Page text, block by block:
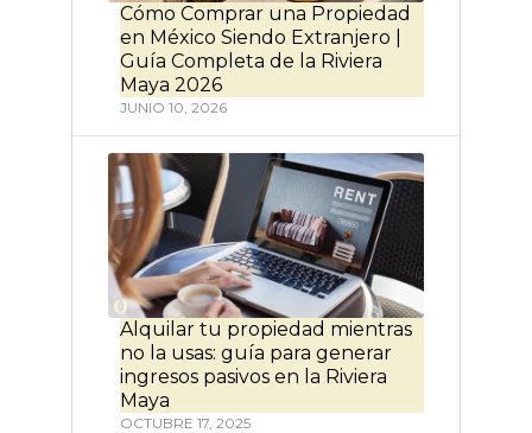
Cómo Comprar una Propiedad
en México Siendo Extranjero |
Guía Completa de la Riviera
Maya 2026
JUNIO 10, 2026
Alquilar tu propiedad mientras
no la usas: guía para generar
ingresos pasivos en la Riviera
Maya
OCTUBRE 17, 2025